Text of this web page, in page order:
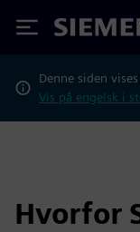
Siemens
Denne siden
Vis på engelsk i
Hvorfor